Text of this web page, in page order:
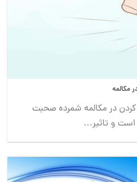
مکالمه
در مکالمه شمرده صحبت
و تاثیر...